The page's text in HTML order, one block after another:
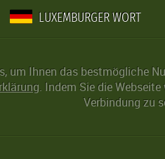
LUXEMBURGER WORT
um Ihnen das bestmögliche
. Indem Sie die
Verbindung zu